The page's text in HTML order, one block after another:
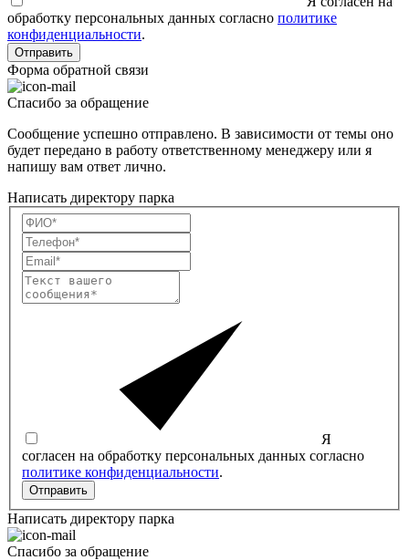
обработку персональных данных согласно политике
конфиденциальности.
Отправить
Форма обратной связи
Спасибо за обращение
Сообщение успешно отправлено. В зависимости от темы оно
будет передано в работу ответственному менеджеру или я
напишу вам ответ лично.
Написать директору парка
Я
согласен на обработку персональных данных согласно
политике конфиденциальности.
Отправить
Написать директору парка
Спасибо за обращение